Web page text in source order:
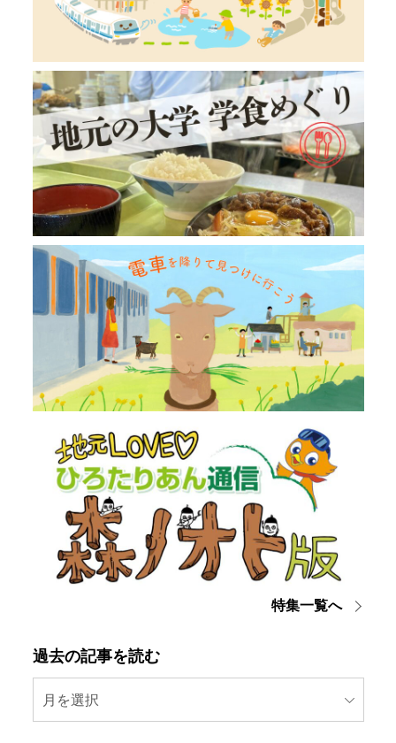
特集一覧へ
過去の記事を読む
月を選択